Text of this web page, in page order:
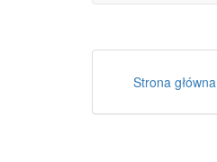
Strona główna